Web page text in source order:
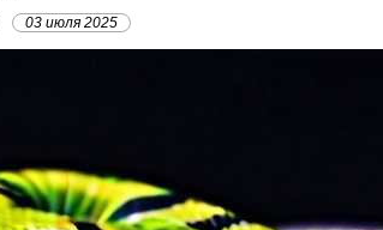
03 июля 2025